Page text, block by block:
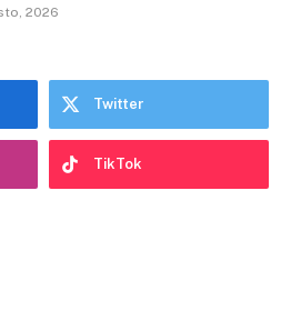
2026
Twitter
TikTok